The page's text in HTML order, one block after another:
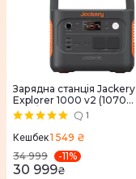
Зарядна станцiя Jackery
Explorer 1000 v2 (1070
Вт*г/1500 Вт)
1
Кешбек1 549 ₴
34 999
-11%
30 999₴